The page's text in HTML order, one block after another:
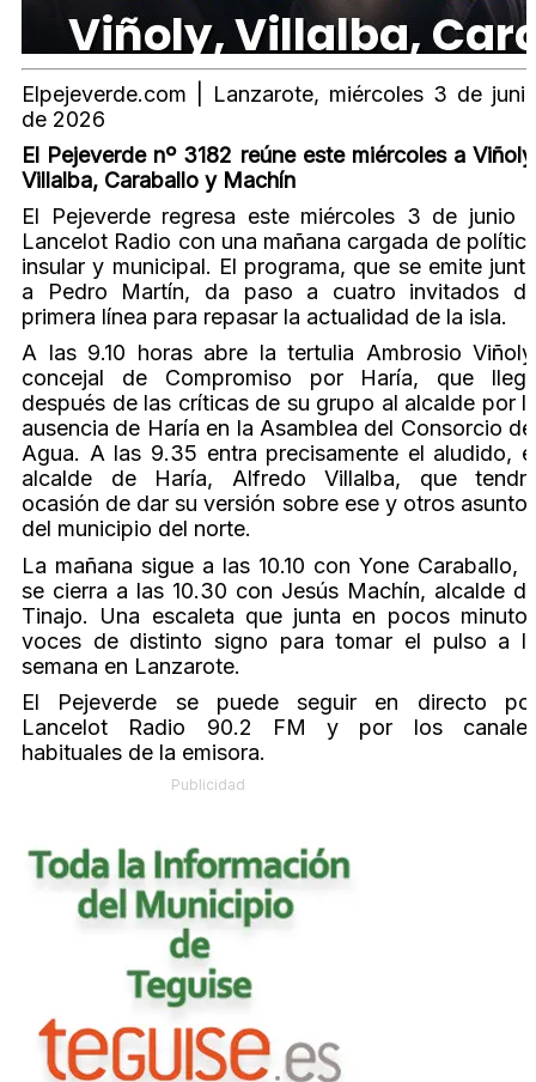
Elpejeverde.com | Lanzarote, miércoles 3 de
de 2026
El Pejeverde nº 3182 reúne este miércoles a
Villalba, Caraballo y Machín
El Pejeverde regresa este miércoles 3 de junio
Lancelot Radio con una mañana cargada de
insular y municipal. El programa, que se emite
a Pedro Martín, da paso a cuatro invitados
primera línea para repasar la actualidad de la isla.
A las 9.10 horas abre la tertulia Ambrosio
concejal de Compromiso por Haría, que
después de las críticas de su grupo al alcalde por
ausencia de Haría en la Asamblea del Consorcio
Agua. A las 9.35 entra precisamente el aludido,
alcalde de Haría, Alfredo Villalba, que
ocasión de dar su versión sobre ese y otros
del municipio del norte.
La mañana sigue a las 10.10 con Yone Caraballo,
se cierra a las 10.30 con Jesús Machín, alcalde
Tinajo. Una escaleta que junta en pocos
voces de distinto signo para tomar el pulso a
semana en Lanzarote.
El Pejeverde se puede seguir en directo
Lancelot Radio 90.2 FM y por los
habituales de la emisora.
Publicidad